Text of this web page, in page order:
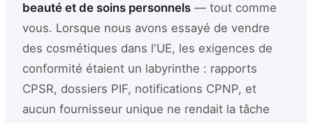
beauté et de soins personnels — tout comme
vous. Lorsque nous avons essayé de vendre
des cosmétiques dans l'UE, les exigences de
conformité étaient un labyrinthe : rapports
CPSR, dossiers PIF, notifications CPNP, et
aucun fournisseur unique ne rendait la tâche